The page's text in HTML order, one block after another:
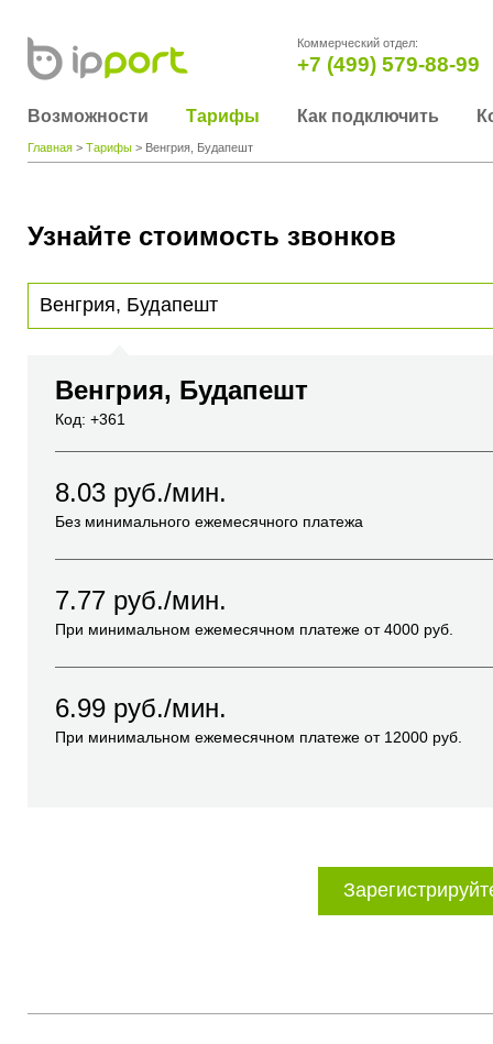
Коммерческий отдел:
+7 (499) 579-88-99
Возможности Тарифы Как подключить
Главная > Тарифы > Венгрия, Будапешт
Узнайте стоимость звонков
Венгрия, Будапешт
Код: +361
8.03 руб./мин.
Без минимального ежемесячного платежа
7.77 руб./мин.
При минимальном ежемесячном платеже от4000 руб.
6.99 руб./мин.
При минимальном ежемесячном платеже от 12000 руб.